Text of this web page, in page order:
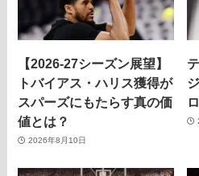
【2026-27シーズン展望】
トバイアス・ハリス獲得が
スパーズにもたらす真の価
値とは？
2026年8月10日